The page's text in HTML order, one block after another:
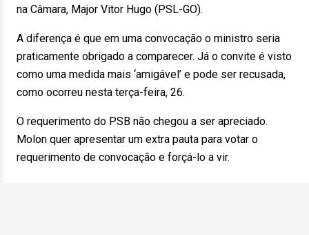
na Câmara, Major Vitor Hugo (PSL-GO).
A diferença é que em uma convocação o ministro seria
praticamente obrigado a comparecer. Já o convite é visto
como uma medida mais ‘amigável’ e pode ser recusada,
como ocorreu nesta terça-feira, 26.
O requerimento do PSB não chegou a ser apreciado.
Molon quer apresentar um extra pauta para votar o
requerimento de convocação e forçá-lo a vir.